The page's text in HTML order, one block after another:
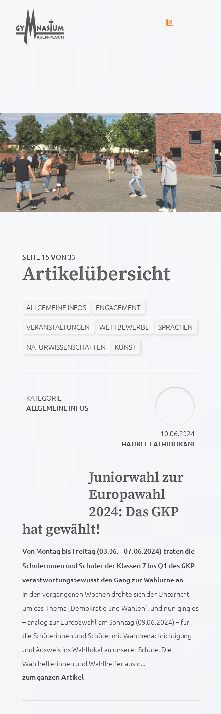
SEITE 15 VON 33
Artikelübersicht
ALLGEMEINE INFOS
ENGAGEMENT
VERANSTALTUNGEN
WETTBEWERBE
SPRACHEN
NATURWISSENSCHAFTEN
KUNST
KATEGORIE
ALLGEMEINE INFOS
10.06.2024
HAUREE FATHIBOKANI
Juniorwahl zur
Europawahl
2024: Das GKP
hat gewählt!
Von Montag bis Freitag (03.06. - 07.06.2024) traten die
Schülerinnen und Schüler der Klassen 7 bis Q1 des GKP
verantwortungsbewusst den Gang zur Wahlurne an.
In den vergangenen Wochen drehte sich der Unterricht
um das Thema „Demokratie und Wahlen“, und nun ging es
– analog zur Europawahl am Sonntag (09.06.2024) – für
die Schülerinnen und Schüler mit Wahlbenachrichtigung
und Ausweis ins Wahllokal an unserer Schule. Die
Wahlhelferinnen und Wahlhelfer aus d...
zum ganzen Artikel